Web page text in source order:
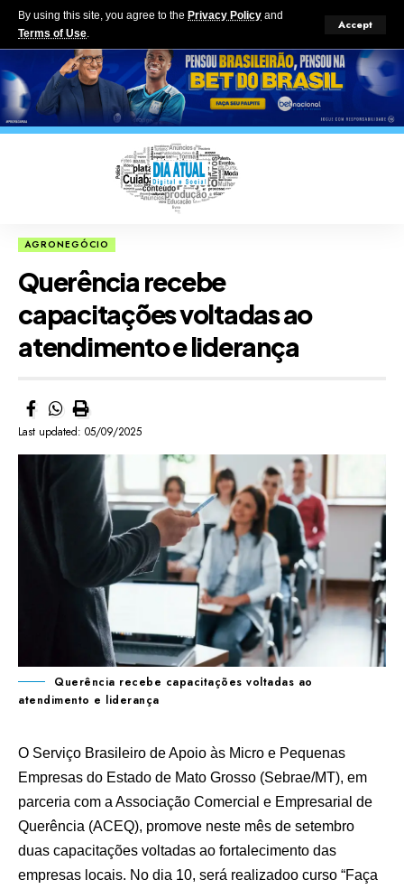
By using this site, you agree to the Privacy Policy and
Terms of Use.
Accept
AGRONEGÓCIO
Querência recebe
capacitações voltadas ao
atendimento e liderança
Last updated: 05/09/2025
Querência recebe capacitações voltadas ao
atendimento e liderança
O Serviço Brasileiro de Apoio às Micro e Pequenas
Empresas do Estado de Mato Grosso (Sebrae/MT), em
parceria com a Associação Comercial e Empresarial de
Querência (ACEQ), promove neste mês de setembro
duas capacitações voltadas ao fortalecimento das
empresas locais. No dia 10, será realizadoo curso “Faça